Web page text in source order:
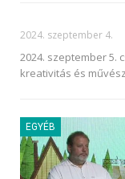
2024. szeptember 4.
2024. szeptember 5.
kreativitás és
EGYÉB